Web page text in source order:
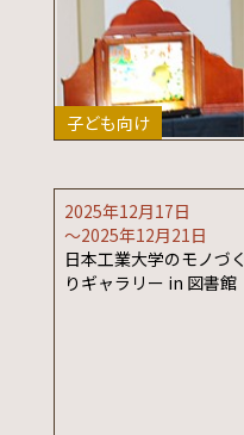
子ども向け
2025年12月17日
〜2025年12月21日
日本工業大学のモノづく
りギャラリー in 図書館